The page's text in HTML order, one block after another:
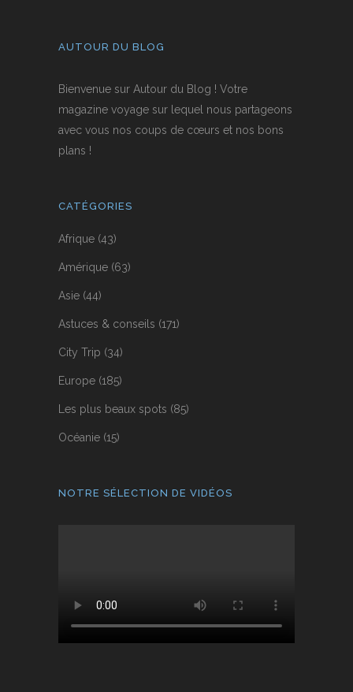
AUTOUR DU BLOG
Bienvenue sur Autour du Blog ! Votre
magazine voyage sur lequel nous partageons
avec vous nos coups de cœurs et nos bons
plans !
CATÉGORIES
Afrique (43)
Amérique (63)
Asie (44)
Astuces & conseils (171)
City Trip (34)
Europe (185)
Les plus beaux spots (85)
Océanie (15)
NOTRE SÉLECTION DE VIDÉOS